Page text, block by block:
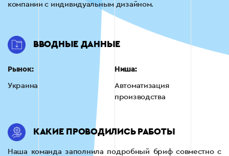
компании с индивидуальным дизайном.
ВВОДНЫЕ ДАННЫЕ
Рынок:
Украина
Ниша:
Автоматизация
производства
КАКИЕ ПРОВОДИЛИСЬ РАБОТЫ
Наша команда заполнила подробный бриф совместно с